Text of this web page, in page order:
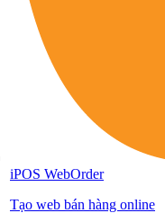
iPOS WebOrder
Tạo web bán hàng online